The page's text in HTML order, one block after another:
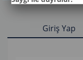
Giriş Yap